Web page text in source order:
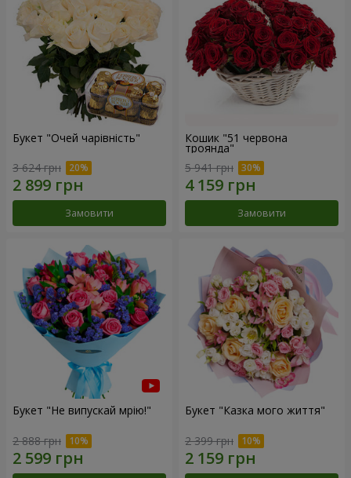
Букет "Очей чарівність"
3 624 грн
Замовити
Кошик "51 червона
троянда"
5 941 грн
Замовити
Букет "Не випускай мрію!"
2 888 грн
Букет "Казка мого життя"
2 399 грн